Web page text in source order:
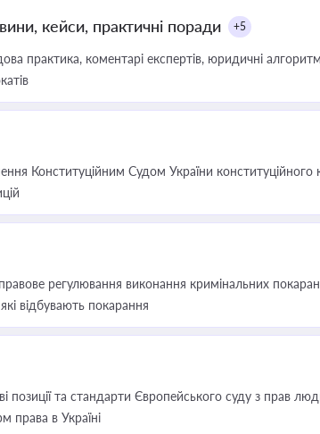
кейси, практичні поради +5
практика, коментарі експертів, юридичні
Конституційним Судом України конституційного
регулювання виконання кримінальних
відбувають покарання
позиції та стандарти Європейського суду з прав
права в Україні